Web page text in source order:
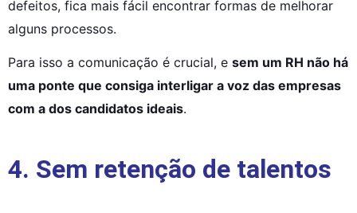
defeitos, fica mais fácil encontrar formas de melhorar
alguns processos.
Para isso a comunicação é crucial, e sem um RH não há
uma ponte que consiga interligar a voz das empresas
com a dos candidatos ideais.
4. Sem retenção de talentos